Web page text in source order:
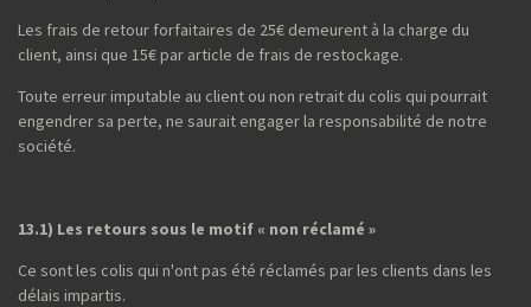
Les frais de retour forfaitaires de 25€ demeurent à la charge du
client, ainsi que 15€ par article de frais de restockage.
Toute erreur imputable au client ou non retrait du colis qui pourrait
engendrer sa perte, ne saurait engager la responsabilité de notre
société.
13.1) Les retours sous le motif « non réclamé »
Ce sont les colis qui n'ont pas été réclamés par les clients dans les
délais impartis.